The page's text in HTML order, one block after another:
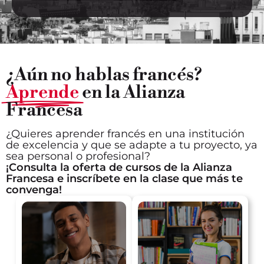
¿Aún no hablas francés?
Aprendeen la Alianza
Francesa
¿Quieres aprender francés en una institución
de excelencia y que se adapte a tu proyecto, ya
sea personal o profesional?
¡Consulta la oferta de cursos de la Alianza
Francesa e inscríbete en la clase que más te
convenga!